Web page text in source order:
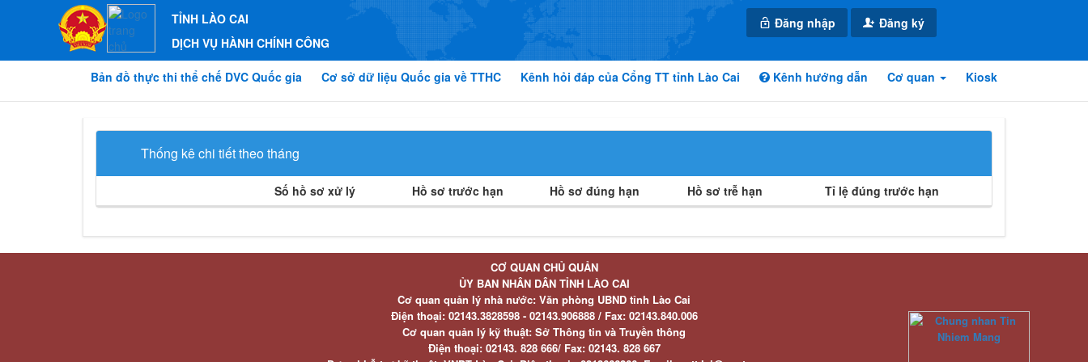
TỈNH LÀO CAI
DỊCH VỤ HÀNH CHÍNH CÔNG
Đăng nhập Đăng ký
Bản đồ thực thi thể chế DVC Quốc gia Cơ sở dữ liệu Quốc gia về TTHC Kênh hỏi đáp của Cổng TT tỉnh Lào Cai Kênh hướng dẫn Cơ quan Kiosk
Thống kê chi tiết theo tháng
Số hồ sơ xử lý Hồ sơ trước hạn Hồ sơ đúng hạn Hồ sơ trễ hạn Tỉ lệ đúng trước hạn
CƠ QUAN CHỦ QUẢN
ỦY BAN NHÂN DÂN TỈNH LÀO CAI
Cơ quan quản lý nhà nước: Văn phòng UBND tỉnh Lào Cai
Điện thoại:02143.3828598 - 02143.906888 / Fax:02143.840.006
Cơ quan quản lý kỹ thuật: Sở Thông tin và Truyền thông
Điện thoại:02143. 828 666/ Fax:02143. 828 667